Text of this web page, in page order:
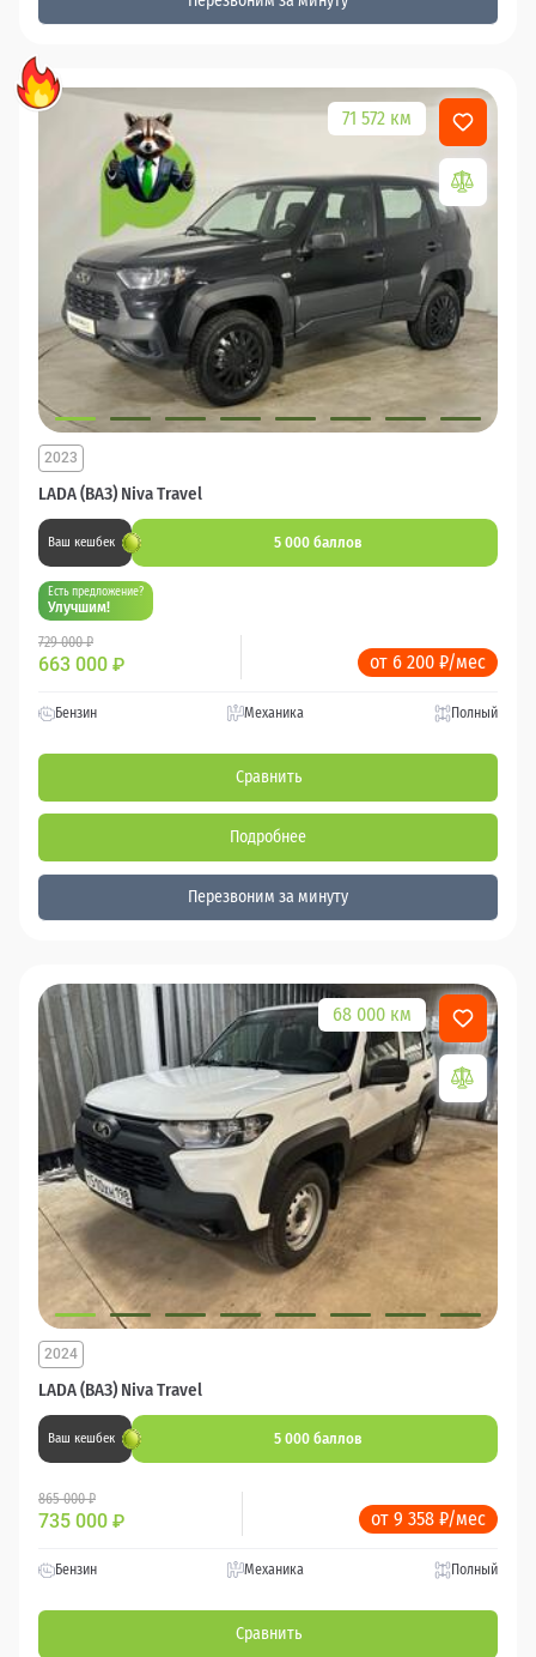
71 572 км
LADA (ВАЗ) Niva Travel
2023
Ваш кешбек 5 000 баллов
Есть предложение?
Улучшим!
729 000 ₽
663 000 ₽ от 6 200 ₽/мес
Бензин Механика Полный
Сравнить
Подробнее
Перезвоним за минуту
68 000 км
LADA (ВАЗ) Niva Travel
2024
Ваш кешбек 5 000 баллов
865 000 ₽
735 000 ₽ от 9 358 ₽/мес
Бензин Механика Полный
Сравнить